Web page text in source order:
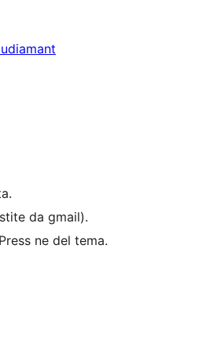
da gmail).
ne del tema.